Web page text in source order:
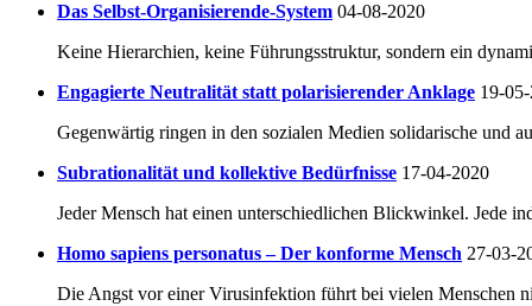
Das Selbst-Organisierende-System 04-08-2020
Keine Hierarchien, keine Führungsstruktur, sondern ein
Engagierte Neutralität statt polarisierender Anklage 19-
Gegenwärtig ringen in den sozialen Medien solidarische und
Subrationalität und kollektive Bedürfnisse 17-04-2020
Jeder Mensch hat einen unterschiedlichen Blickwinkel. Jede
Homo sapiens personatus – Der konforme Mensch 27-03-
Die Angst vor einer Virusinfektion führt bei vielen Menschen